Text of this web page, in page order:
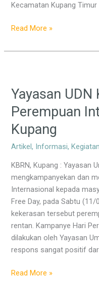
Kecamatan Kupang
Read More »
Yayasan
Perempuan
Kupang
Artikel, Informasi,Kegiatan
KBRN, Kupang : Yayasan
mengkampanyekan dan
Internasional kepada
Free Day, pada Sabtu
kekerasan tersebut
rentan. Kampanye Hari
dilakukan oleh Yayasan
respons sangat positif
Kampanyekan
Hari
Perempuan
Internasional
Kupang
Read More »